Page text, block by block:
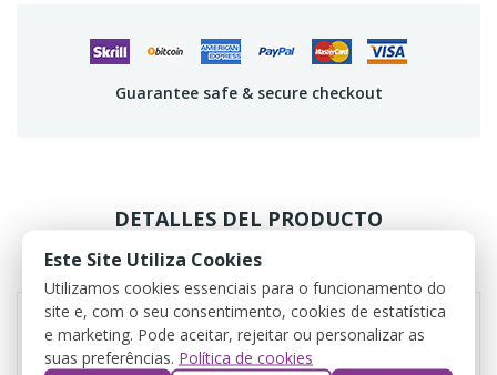
Guarantee safe & secure checkout
DETALLES DEL PRODUCTO
REVIEWS
Referencia Conf
Este Site Utiliza Cookies
Utilizamos cookies essenciais para o funcionamento do
site e, com o seu consentimento, cookies de estatística
e marketing. Pode aceitar, rejeitar ou personalizar as
suas preferências. Política de cookies